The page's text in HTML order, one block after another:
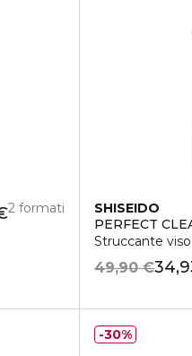
2 formati
SHISEIDO
PERFECT
Struccante viso
49,90 €
30%